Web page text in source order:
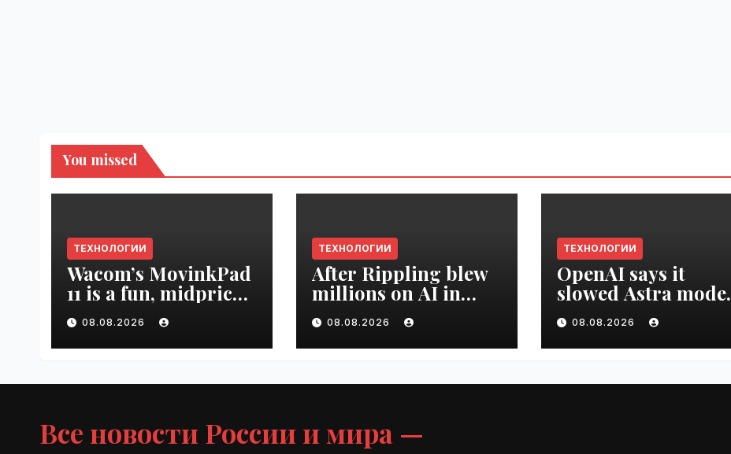
You missed
ТЕХНОЛОГИИ
Wacom’s MovinkPad
11 is a fun, midpriced
entry point for
digital artists |
VseTime.ru
08.08.2026
ТЕХНОЛОГИИ
After Rippling blew
millions on AI in
months, it built an
employee ROI tool |
VseTime.ru
08.08.2026
ТЕХНОЛОГИИ
OpenAI says it
slowed Astra model
development over
security concerns |
VseTime.ru
08.08.2026
Все новости России и мира —